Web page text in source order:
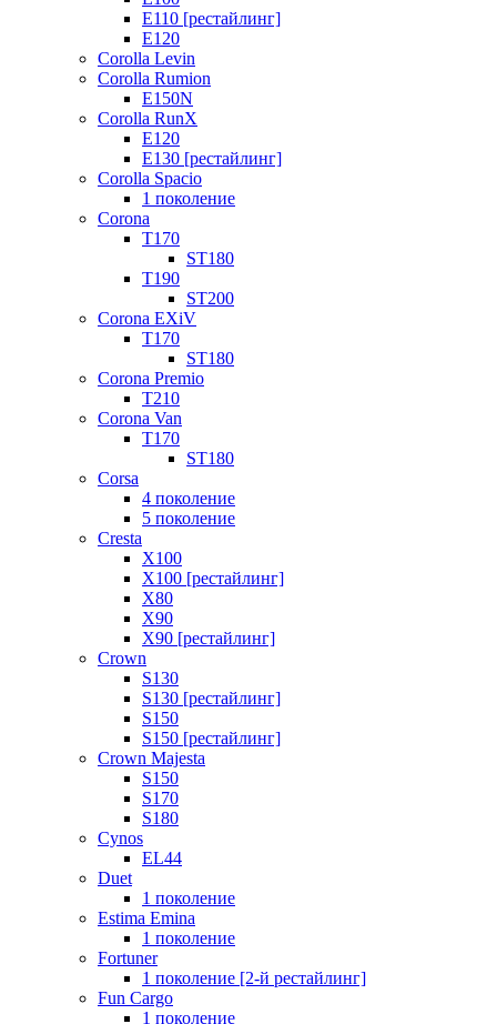
E110 [рестайлинг]
E120
Corolla Levin
Corolla Rumion
E150N
Corolla RunX
E120
E130 [рестайлинг]
Corolla Spacio
1 поколение
Corona
T170
ST180
T190
ST200
Corona EXiV
T170
ST180
Corona Premio
T210
Corona Van
T170
ST180
Corsa
4 поколение
5 поколение
Cresta
X100
X100 [рестайлинг]
X80
X90
X90 [рестайлинг]
Crown
S130
S130 [рестайлинг]
S150
S150 [рестайлинг]
Crown Majesta
S150
S170
S180
Cynos
EL44
Duet
1 поколение
Estima Emina
1 поколение
Fortuner
1 поколение [2-й рестайлинг]
Fun Cargo
1 поколение